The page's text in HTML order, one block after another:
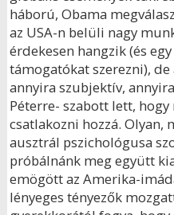
háború, Obama
az USA-n belüli nagy
érdekesen hangzik (és
támogatókat szerezni),
annyira szubjektív,
Péterre- szabott lett,
csatlakozni hozzá. Olyan,
ausztrál pszichológusa
próbálnánk meg együtt
emögött az Amerika-
lényeges tényezők